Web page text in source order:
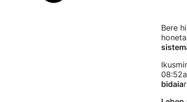
Bere
bidaia